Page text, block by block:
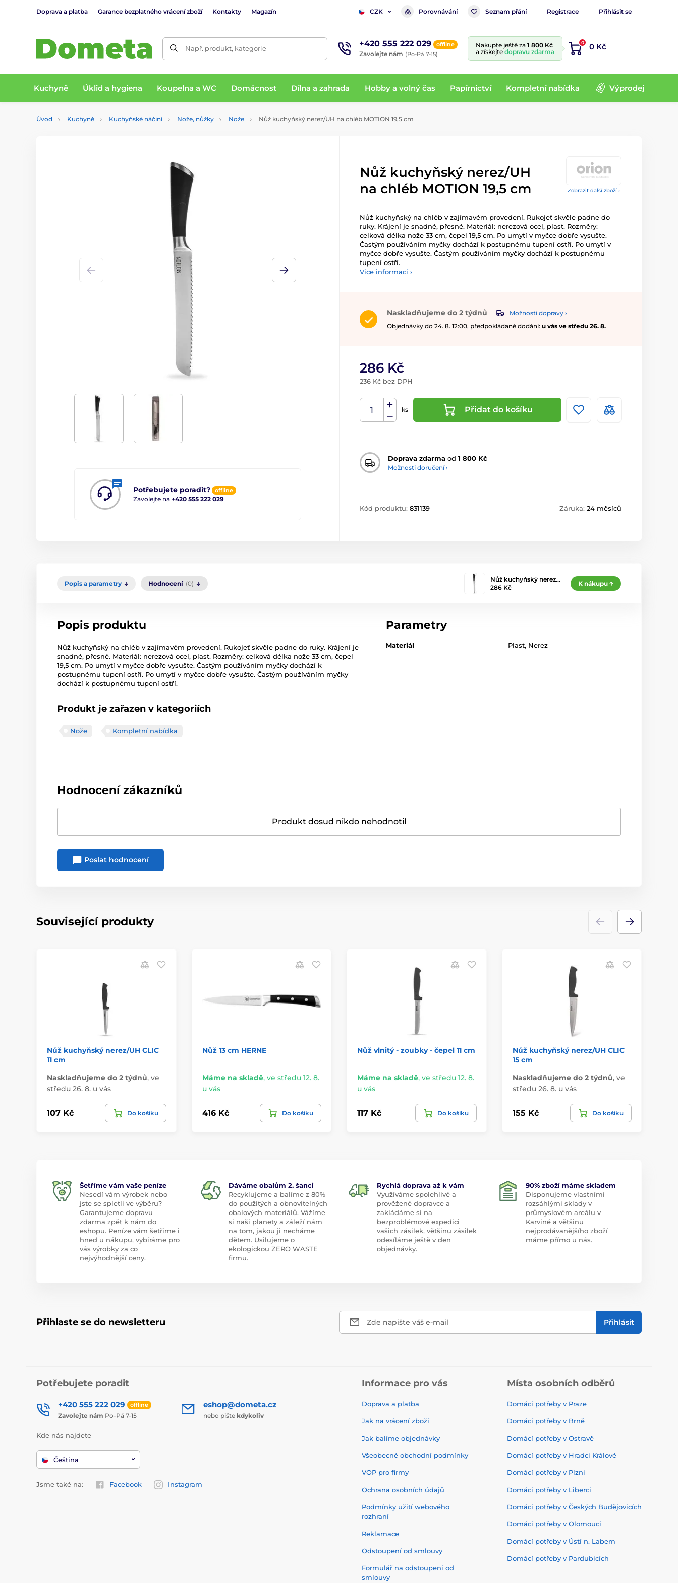
Doprava a platba Garance bezplatného vrácení zboží Kontakty Magazín CZK Porovnávání Seznam přání Registrace Přihlásit se
Např. produkt, kategorie +420 555 222 029 offline
Zavolejte nám (Po-Pá 7-15)
Nakupte ještě za 1 800 Kč
a získejte dopravu zdarma
0 0 Kč
Kuchyně Úklid a hygiena Koupelna a WC Domácnost Dílna a zahrada Hobby a volný čas Papírnictví Kompletní nabídka Výprodej
Úvod Kuchyně Kuchyňské náčiní Nože, nůžky Nože Nůž kuchyňský nerez/UH na chléb MOTION 19,5 cm
Zobrazit další zboží ›
Potřebujete poradit? offline
Zavolejte na +420 555 222 029
Nůž kuchyňský nerez/UH
na chléb MOTION 19,5 cm
Nůž kuchyňský na chléb v zajímavém provedení. Rukojeť skvěle padne do
ruky. Krájení je snadné, přesné. Materiál: nerezová ocel, plast. Rozměry:
celková délka nože 33 cm, čepel 19,5 cm. Po umytí v myčce dobře vysušte.
Častým používáním myčky dochází k postupnému tupení ostří. Po umytí v
myčce dobře vysušte. Častým používáním myčky dochází k postupnému
tupení ostří.
Více informací ›
Naskladňujeme do 2 týdnů
Možnosti dopravy ›
Objednávky do 24. 8. 12:00, předpokládané dodání: u vás ve středu 26. 8.
286 Kč
236 Kč bez DPH
ks Přidat do košíku
Doprava zdarma od 1 800 Kč
Možnosti doručení ›
Kód produktu: 831139 Záruka: 24 měsíců
Popis a parametry Hodnocení (0)
Nůž kuchyňský nerez…
286 Kč
K nákupu
Popis produktu
Nůž kuchyňský na chléb v zajímavém provedení. Rukojeť skvěle padne do ruky. Krájení je
snadné, přesné. Materiál: nerezová ocel, plast. Rozměry: celková délka nože 33 cm, čepel
19,5 cm. Po umytí v myčce dobře vysušte. Častým používáním myčky dochází k
postupnému tupení ostří. Po umytí v myčce dobře vysušte. Častým používáním myčky
dochází k postupnému tupení ostří.
Produkt je zařazen v kategoriích
Nože Kompletní nabídka
Parametry
Materiál Plast, Nerez
Hodnocení zákazníků
Produkt dosud nikdo nehodnotil
Poslat hodnocení
Související produkty
Nůž kuchyňský nerez/UH CLIC
11 cm
Naskladňujeme do 2 týdnů, ve
středu 26. 8. u vás
107 Kč Do košíku
Nůž 13 cm HERNE
Máme na skladě, ve středu 12. 8.
u vás
416 Kč Do košíku
Nůž vlnitý - zoubky - čepel 11 cm
Máme na skladě, ve středu 12. 8.
u vás
117 Kč Do košíku
Nůž kuchyňský nerez/UH CLIC
15 cm
Naskladňujeme do 2 týdnů, ve
středu 26. 8. u vás
155 Kč Do košíku
Šetříme vám vaše peníze
Nesedí vám výrobek nebo
jste se spletli ve výběru?
Garantujeme dopravu
zdarma zpět k nám do
eshopu. Peníze vám šetříme i
hned u nákupu, vybíráme pro
vás výrobky za co
nejvýhodnější ceny.
Dáváme obalům 2. šanci
Recyklujeme a balíme z 80%
do použitých a obnovitelných
obalových materiálů. Vážíme
si naší planety a záleží nám
na tom, jakou ji necháme
dětem. Usilujeme o
ekologickou ZERO WASTE
firmu.
Rychlá doprava až k vám
Využíváme spolehlivé a
prověžené dopravce a
zakládáme si na
bezproblémové expedici
vašich zásilek, většinu zásilek
odesíláme ještě v den
objednávky.
90% zboží máme skladem
Disponujeme vlastními
rozsáhlými sklady v
průmyslovém areálu v
Karviné a většinu
nejprodávanějšího zboží
máme přímo u nás.
Přihlaste se do newsletteru Zde napište váš e-mail Přihlásit
Potřebujete poradit
+420 555 222 029 offline
Zavolejte nám Po-Pá 7-15
eshop@dometa.cz
nebo pište kdykoliv
Kde nás najdete
Čeština
Jsme také na: Facebook Instagram
Informace pro vás
Doprava a platba
Jak na vrácení zboží
Jak balíme objednávky
Všeobecné obchodní podmínky
VOP pro firmy
Ochrana osobních údajů
Podmínky užití webového
rozhraní
Reklamace
Odstoupení od smlouvy
Formulář na odstoupení od
smlouvy
Místa osobních odběrů
Domácí potřeby v Praze
Domácí potřeby v Brně
Domácí potřeby v Ostravě
Domácí potřeby v Hradci Králové
Domácí potřeby v Plzni
Domácí potřeby v Liberci
Domácí potřeby v Českých Budějovicích
Domácí potřeby v Olomoucí
Domácí potřeby v Ústí n. Labem
Domácí potřeby v Pardubicích